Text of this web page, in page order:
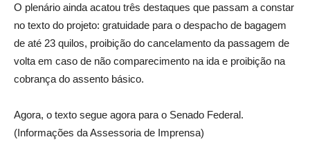
O plenário ainda acatou três destaques que passam a constar
no texto do projeto: gratuidade para o despacho de bagagem
de até 23 quilos, proibição do cancelamento da passagem de
volta em caso de não comparecimento na ida e proibição na
cobrança do assento básico.
Agora, o texto segue agora para o Senado Federal.
(Informações da Assessoria de Imprensa)